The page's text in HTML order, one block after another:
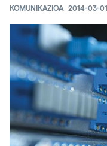
KOMUNIKAZIOA 2014-03-01